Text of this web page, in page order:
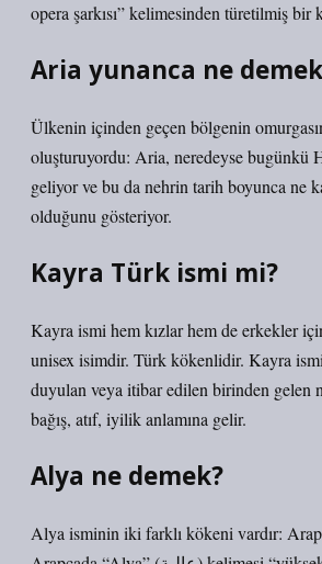
opera şarkısı” kelimesinden türetilmiş bir
Aria yunanca ne
Ülkenin içinden geçen bölgenin
oluşturuyordu: Aria, neredeyse bugünkü
geliyor ve bu da nehrin tarih boyunca ne
olduğunu gösteriyor.
Kayra Türk ismi mi?
Kayra ismi hem kızlar hem de erkekler
unisex isimdir. Türk kökenlidir. Kayra
duyulan veya itibar edilen birinden gelen
bağış, atıf, iyilik anlamına gelir.
Alya ne demek?
Alya isminin iki farklı kökeni vardır: